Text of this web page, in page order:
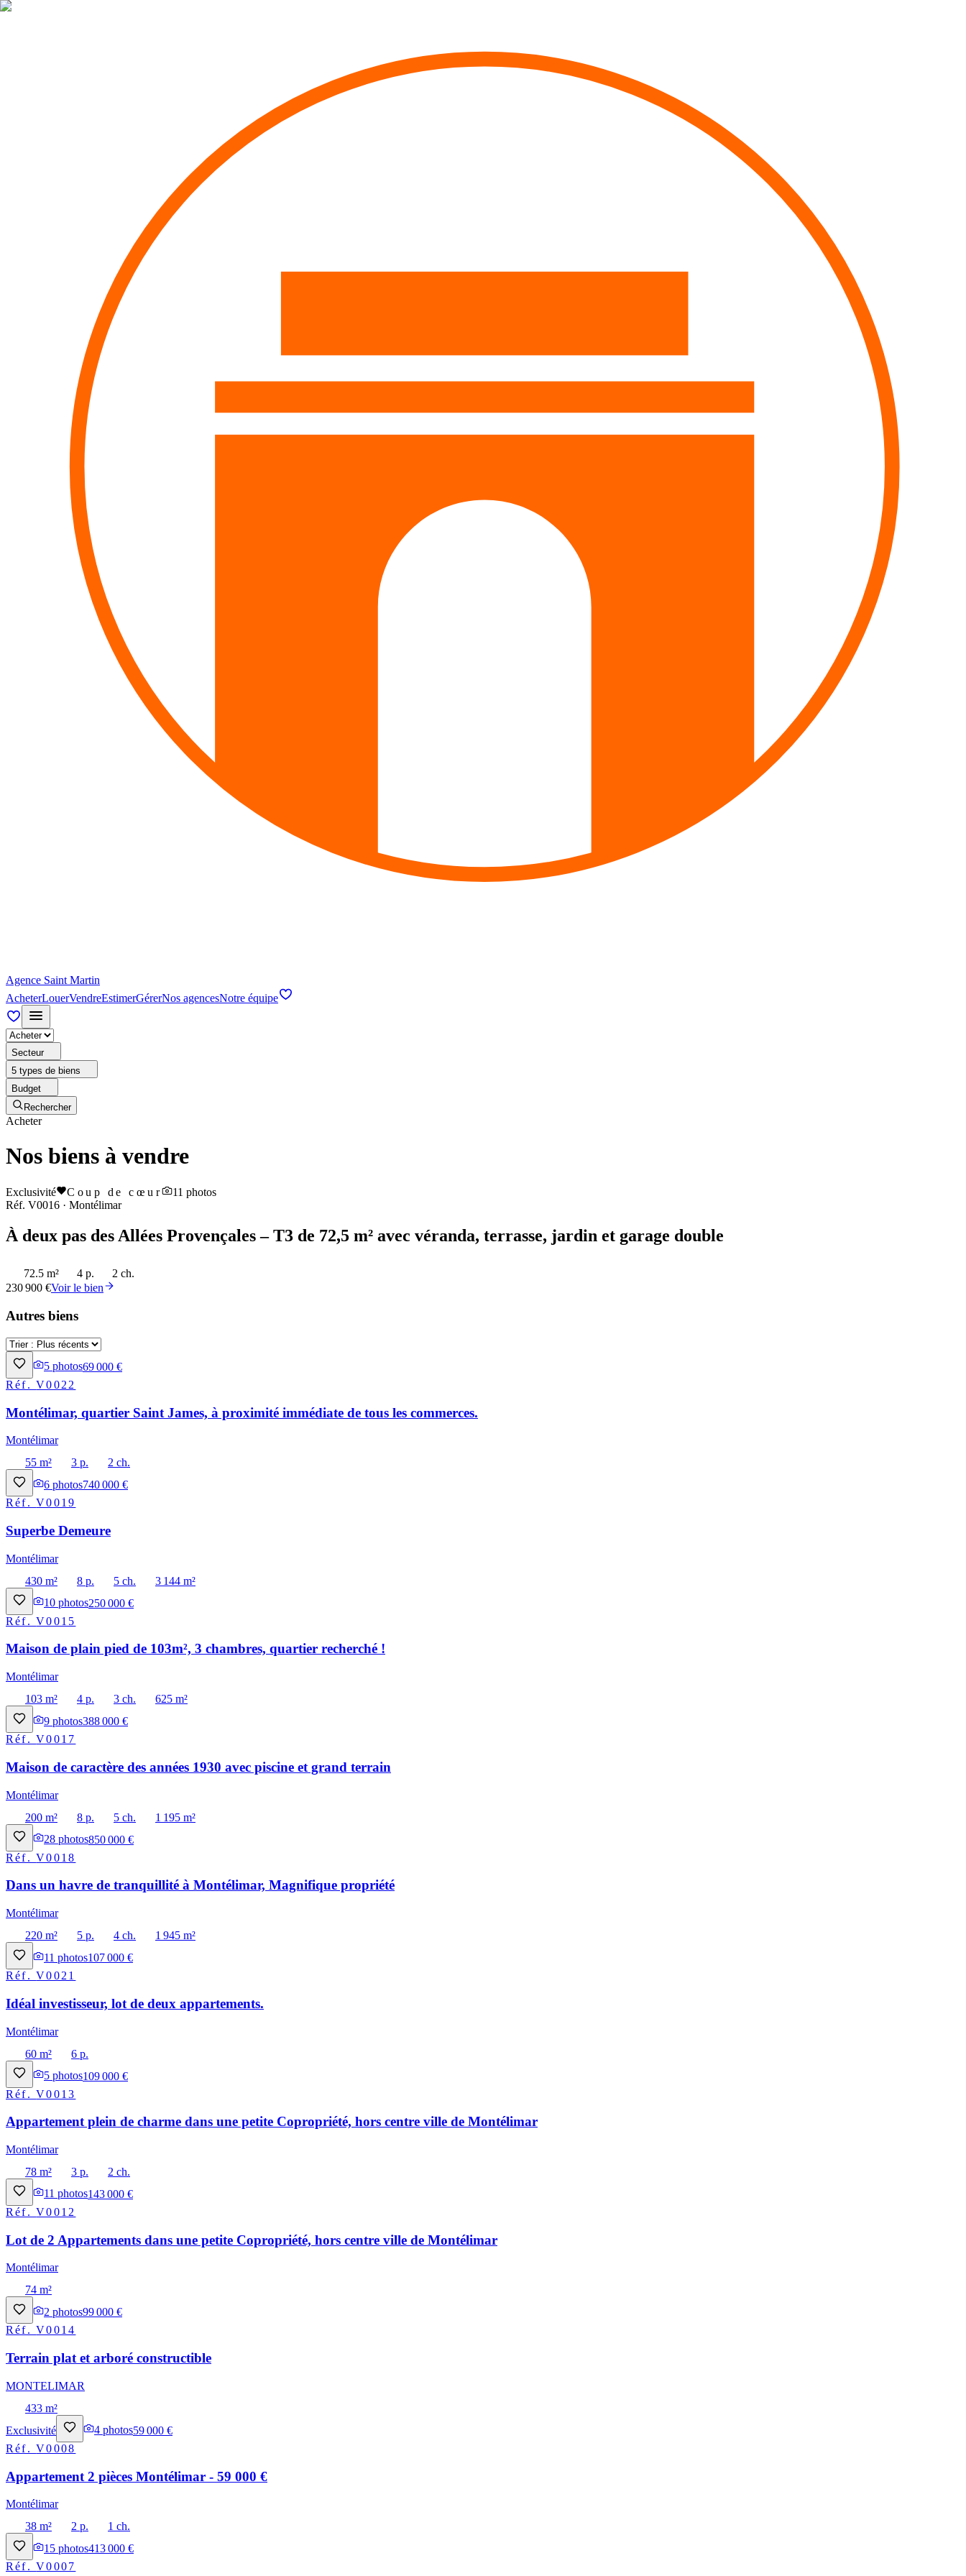
Agence Saint Martin
AcheterLouerVendreEstimerGérerNos agencesNotre équipe
Secteur
5 types de biens
Budget
Rechercher
Acheter
Nos biens à vendre
Exclusivité Coup de cœur 11 photos
Réf. V0016 · Montélimar
À deux pas des Allées Provençales – T3 de 72,5 m² avec véranda, terrasse, jardin et garage double
72.5 m² 4 p.
2 ch.
230 900 €Voir le bien
Autres biens
5 photos69 000 €
Réf.V0022
Montélimar, quartier Saint James, à proximité immédiate de tous les commerces.
Montélimar
55 m²
3 p.
2 ch.
6 photos740 000 €
Réf.V0019
Superbe Demeure
Montélimar
430 m²
8 p. 5 ch.
3 144 m²
10 photos250 000 €
Réf.V0015
Maison de plain pied de 103m², 3 chambres, quartier recherché !
Montélimar
103 m²
4 p. 3 ch.
625 m²
9 photos388 000 €
Réf.V0017
Maison de caractère des années 1930 avec piscine et grand terrain
Montélimar
200 m²
8 p. 5 ch.
1 195 m²
28 photos850 000 €
Réf.V0018
Dans un havre de tranquillité à Montélimar, Magnifique propriété
Montélimar
220 m²
5 p. 4 ch.
1 945 m²
11 photos107 000 €
Réf.V0021
Idéal investisseur, lot de deux appartements.
Montélimar
60 m²
6 p.
5 photos109 000 €
Réf.V0013
Appartement plein de charme dans une petite Copropriété, hors centre ville de Montélimar
Montélimar
78 m²
3 p.
2 ch.
11 photos143 000 €
Réf.V0012
Lot de 2 Appartements dans une petite Copropriété, hors centre ville de Montélimar
Montélimar
74 m²
2 photos99 000 €
Réf.V0014
Terrain plat et arboré constructible
MONTELIMAR
433 m²
Exclusivité
4 photos59 000 €
Réf.V0008
Appartement 2 pièces Montélimar - 59 000 €
Montélimar
38 m²
2 p.
1 ch.
15 photos413 000 €
Réf.V0007